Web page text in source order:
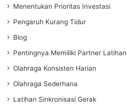
Menentukan Prioritas Investasi
Pengaruh Kurang Tidur
Blog
Pentingnya Memiliki Partner Latihan
Olahraga Konsisten Harian
Olahraga Sederhana
Latihan Sinkronisasi Gerak